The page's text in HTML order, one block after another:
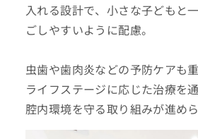
入れる設計で、小さな子どもと
ごしやすいように配慮。
虫歯や歯肉炎などの予防ケアも
ライフステージに応じた治療を
腔内環境を守る取り組みが進め